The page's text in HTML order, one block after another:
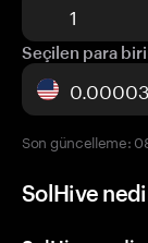
Seçilen para
Son güncelleme:
SolHive